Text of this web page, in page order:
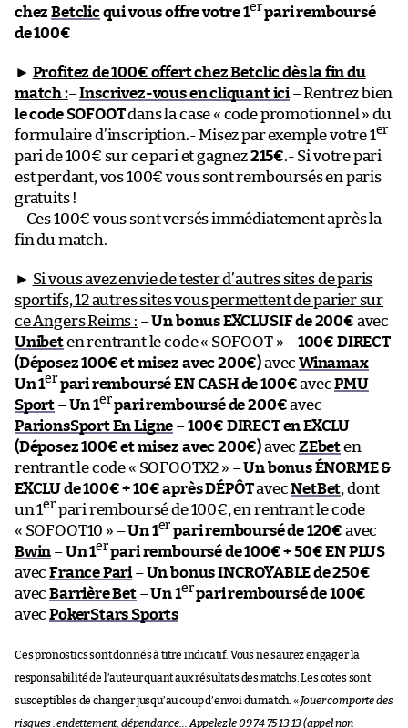
chezBetclicqui vous offre votre 1erpari remboursé
de 100€
► Profitez de 100€ offert chez Betclic dès la fin du
match :–Inscrivez-vous en cliquant ici– Rentrez bien
le code SOFOOTdans la case « code promotionnel » du
formulaire d’inscription.- Misez par exemple votre 1er
pari de 100€ sur ce pari et gagnez215€.- Si votre pari
est perdant, vos 100€ vous sont remboursés en paris
gratuits !
– Ces 100€ vous sont versés immédiatement après la
fin du match.
► Si vous avez envie de tester d’autres sites de paris
sportifs, 12 autres sites vous permettent de parier sur
ce Angers Reims : –Un bonus EXCLUSIF de 200€ avec
Unibeten rentrant le code « SOFOOT » –100€ DIRECT
(Déposez 100€ et misez avec 200€)avec Winamax–
Un 1er pari remboursé EN CASH de 100€avecPMU
Sport –Un 1erpari remboursé de 200€avec
ParionsSport En Ligne –100€ DIRECT en EXCLU
(Déposez 100€ et misez avec 200€)avec ZEbeten
rentrant le code « SOFOOTX2 » –Un bonus ÉNORME &
EXCLU de 100€ + 10€ après DÉPÔTavecNetBet, dont
un 1er pari remboursé de 100€, en rentrant le code
« SOFOOT10 » –Un 1er pari remboursé de 120€ avec
Bwin –Un 1erpari remboursé de 100€ + 50€ EN PLUS
avecFrance Pari–Un bonus INCROYABLE de 250€
avecBarrière Bet–Un 1erpari remboursé de 100€
avecPokerStars Sports
Ces pronostics sont donnés à titre indicatif. Vous ne saurez engager la
responsabilité de l’auteur quant aux résultats des matchs. Les cotes sont
susceptibles de changer jusqu’au coup d’envoi du match. « Jouer comporte des
risques : endettement, dépendance… Appelez le 09 74 75 13 13 (appel non